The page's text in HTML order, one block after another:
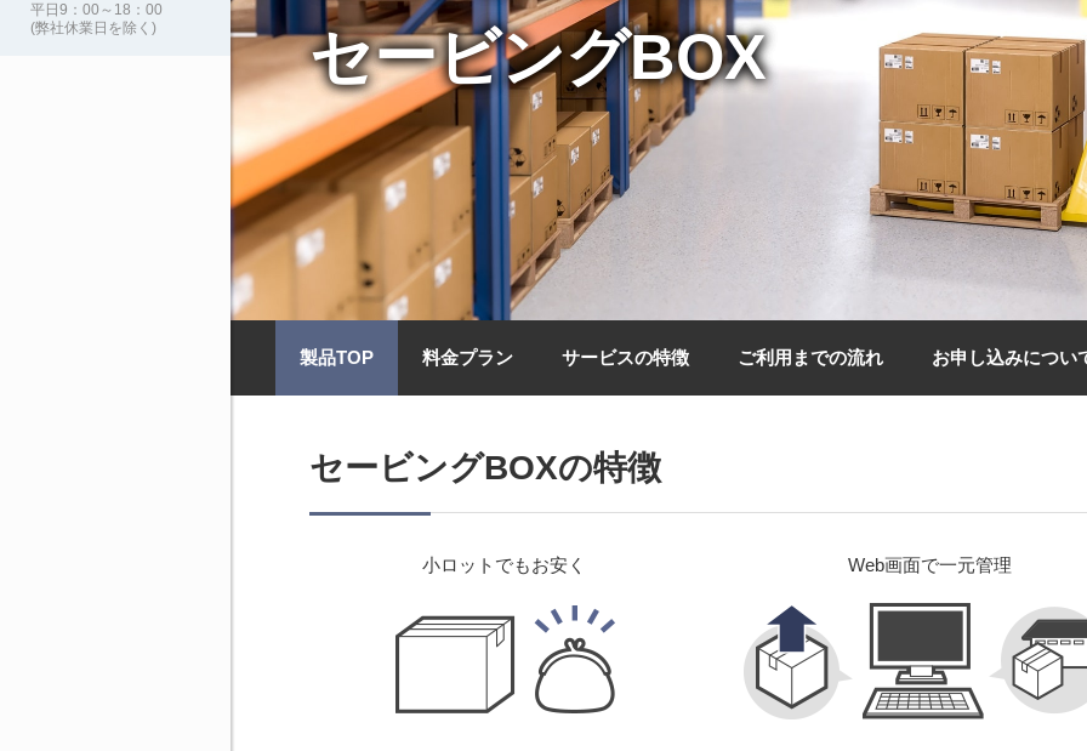
平日9：00～18：00
(弊社休業日を除く)
セービングBOX
製品TOP 料金プラン サービスの特徴 ご利用までの流れ お申し込みについ
セービングBOXの特徴
小ロットでもお安く Web画面で一元管理